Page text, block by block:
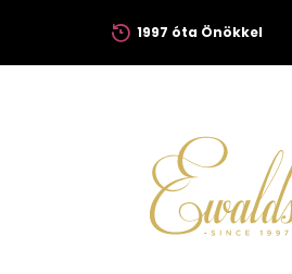
1997 óta Önökkel